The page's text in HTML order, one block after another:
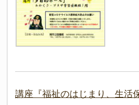
講座『福祉のはじまり、生活